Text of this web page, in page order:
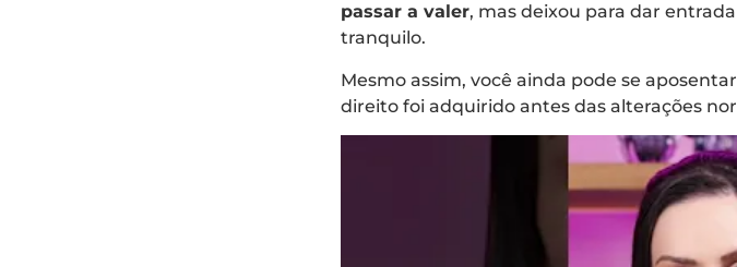
passar a valer, mas deixou para dar
tranquilo.
Mesmo assim, você ainda pode se
direito foi adquirido antes das alterações